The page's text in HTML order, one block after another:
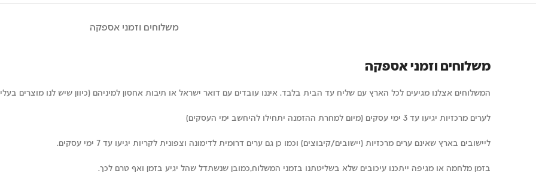
משלוחים וזמני אספקה
משלוחים וזמני אספקה
המשלוחים אצלנו מגיעים לכל הארץ עם שליח עד הבית בלבד. איננו עובדים עם דואר ישראל או תיבות אחסון למיניהם (כיוון שיש לנו מוצרים
לערים מרכזיות יגיעו עד 3 ימי עסקים (מיום למחרת ההזמנה יתחילו להיחשב ימי העסקים)
ליישובים בארץ שאינם ערים מרכזיות (יישובים/קיבוצים) וכמו כן גם ערים דרומית לדימונה וצפונית לקריות יגיעו עד 7 ימי עסקים.
בזמן מלחמה או מגיפה ייתכנו עיכובים שלא בשליטתנו בזמני המשלוח,כמובן שנשתדל שהל יגיע בזמן ואף טרם לכך.